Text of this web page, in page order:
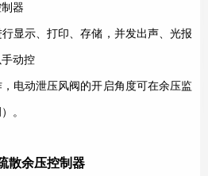
器
显示、打印、存储，并发出声、光报
动控
电动泄压风阀的开启角度可在余压监
。
散余压控制器